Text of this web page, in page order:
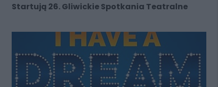
Startują 26. Gliwickie Spotkania Teatralne